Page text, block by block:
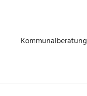
Kommunalberatung